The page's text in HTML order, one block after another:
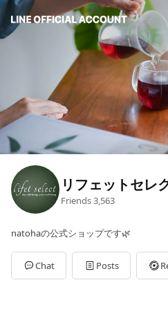
リフェットセレ
Friends3,563
natohaの公式ショップです🌿
Chat Posts